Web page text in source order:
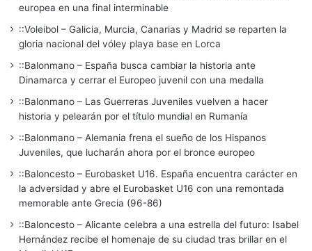
europea en una final interminable
::Voleibol – Galicia, Murcia, Canarias y Madrid se reparten la
gloria nacional del vóley playa base en Lorca
::Balonmano – España busca cambiar la historia ante
Dinamarca y cerrar el Europeo juvenil con una medalla
::Balonmano – Las Guerreras Juveniles vuelven a hacer
historia y pelearán por el título mundial en Rumanía
::Balonmano – Alemania frena el sueño de los Hispanos
Juveniles, que lucharán ahora por el bronce europeo
::Baloncesto – Eurobasket U16. España encuentra carácter en
la adversidad y abre el Eurobasket U16 con una remontada
memorable ante Grecia (96-86)
::Baloncesto – Alicante celebra a una estrella del futuro: Isabel
Hernández recibe el homenaje de su ciudad tras brillar en el